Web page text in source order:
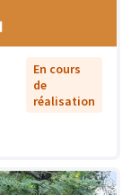
En cours
de
réalisation